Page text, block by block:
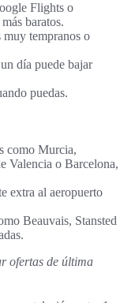
Flights o
baratos.
tempranos o
día puede bajar
puedas.
como Murcia,
Valencia o Barcelona,
extra al aeropuerto
Beauvais, Stansted
ofertas de última